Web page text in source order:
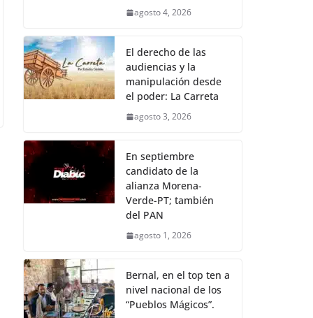
agosto 4, 2026
El derecho de las
audiencias y la
manipulación desde
el poder: La Carreta
agosto 3, 2026
En septiembre
candidato de la
alianza Morena-
Verde-PT; también
del PAN
agosto 1, 2026
Bernal, en el top ten a
nivel nacional de los
“Pueblos Mágicos”.